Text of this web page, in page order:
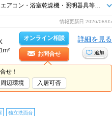
情報更新日 2026/08/05
オンライン相談
お問合せ
詳細を見る
追加
せ！
周辺環境 入居可否
独立洗面台